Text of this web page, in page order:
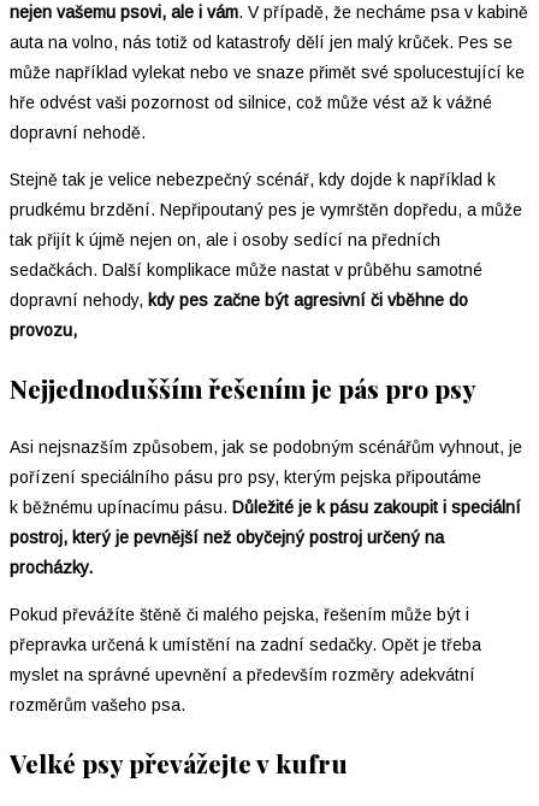
nejen vašemu psovi, ale i vám. V případě, že necháme psa v kabině
auta na volno, nás totiž od katastrofy dělí jen malý krůček. Pes se
může například vylekat nebo ve snaze přimět své spolucestující ke
hře odvést vaši pozornost od silnice, což může vést až k vážné
dopravní nehodě.
Stejně tak je velice nebezpečný scénář, kdy dojde k například k
prudkému brzdění. Nepřipoutaný pes je vymrštěn dopředu, a může
tak přijít k újmě nejen on, ale i osoby sedící na předních
sedačkách. Další komplikace může nastat v průběhu samotné
dopravní nehody, kdy pes začne být agresivní či vběhne do
provozu,
Nejjednodušším řešením je pás pro psy
Asi nejsnazším způsobem, jak se podobným scénářům vyhnout, je
pořízení speciálního pásu pro psy, kterým pejska připoutáme
k běžnému upínacímu pásu. Důležité je k pásu zakoupit i speciální
postroj, který je pevnější než obyčejný postroj určený na
procházky.
Pokud převážíte štěně či malého pejska, řešením může být i
přepravka určená k umístění na zadní sedačky. Opět je třeba
myslet na správné upevnění a především rozměry adekvátní
rozměrům vašeho psa.
Velké psy převážejte v kufru